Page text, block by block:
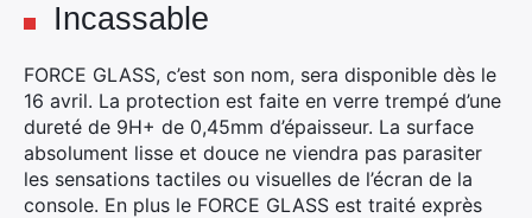
Incassable
FORCE GLASS, c’est son nom, sera disponible dès le
16 avril. La protection est faite en verre trempé d’une
dureté de 9H+ de 0,45mm d’épaisseur. La surface
absolument lisse et douce ne viendra pas parasiter
les sensations tactiles ou visuelles de l’écran de la
console. En plus le FORCE GLASS est traité exprès